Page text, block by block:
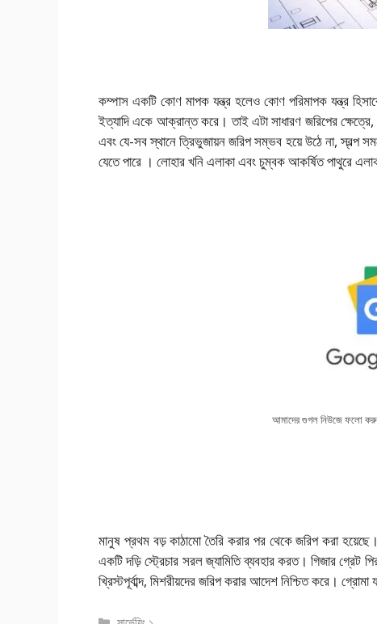
কম্পাস একটি কোণ মাপক যন্ত্র হলেও কোণ পরিমাপক যন্ত্র
ইত্যাদি একে আক্রান্ত করে। তাই এটা সাধারণ জরিপের
এবং যে-সব স্থানে ত্রিভুজায়ন জরিপ সম্ভব হয়ে উঠে না, স্বল্প
যেতে পারে । লোহার খনি এলাকা এবং চুম্বক আকর্ষিত পাথুরে
আমাদের গুগল নিউজে ফলো
মানুষ প্রথম বড় কাঠামো তৈরি করার পর থেকে জরিপ করা হয়েছে।
একটি দড়ি স্ট্রেচার সরল জ্যামিতি ব্যবহার করত। গিজার গ্রেট
খ্রিস্টপূর্বাব্দ, মিশরীয়দের জরিপ করার আদেশ নিশ্চিত করে।